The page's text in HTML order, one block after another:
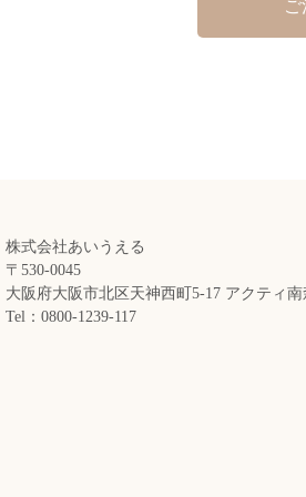
株式会社あいうえる
〒530-0045
大阪府大阪市北区天神西町5-17 アクティ
Tel：0800-1239-117